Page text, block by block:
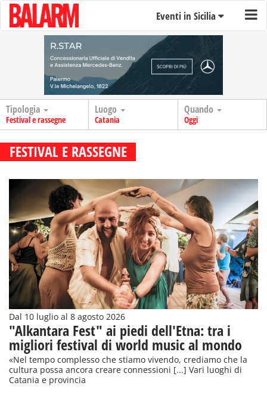
Eventi in Sicilia
Tipologia
Festival e rassegne
Luogo
Catania
Quando
Oggi
FESTIVAL E RASSEGNE
Dal 10 luglio al 8 agosto 2026
"Alkantara Fest" ai piedi dell'Etna: tra i
migliori festival di world music al mondo
«Nel tempo complesso che stiamo vivendo, crediamo che la
cultura possa ancora creare connessioni [...] Vari luoghi di
Catania e provincia